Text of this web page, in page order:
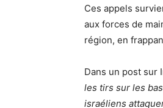
Ces appels
aux forces de
région, en
Dans un post sur
les tirs sur les
israéliens